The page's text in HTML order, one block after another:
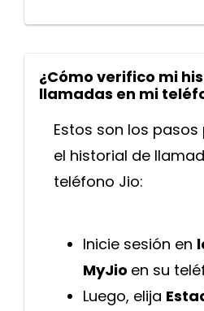
¿Cómo verifico mi
llamadas en mi
Estos son los
el historial de
teléfono Jio:
Inicie sesión en
MyJio en su
Luego, elija